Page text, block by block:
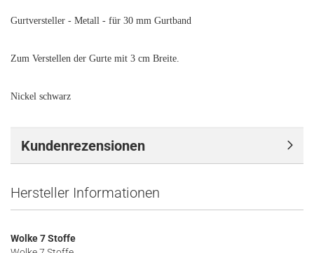
Gurtversteller - Metall - für 30 mm Gurtband
Zum Verstellen der Gurte mit 3 cm Breite.
Nickel schwarz
Kundenrezensionen
Hersteller Informationen
Wolke 7 Stoffe